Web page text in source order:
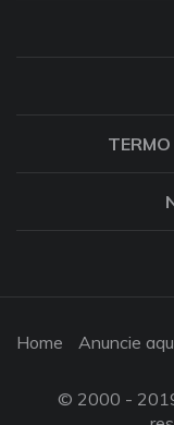
Home Anuncie
© 2000 - 2019